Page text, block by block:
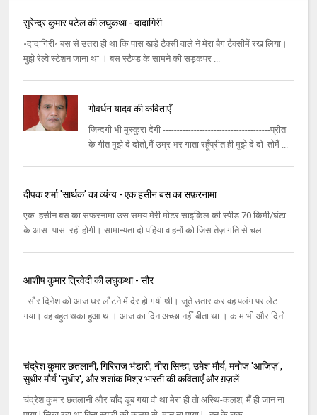
सुरेन्द्र कुमार पटेल की लघुकथा - दादागिरी
॰दादागिरी॰ बस से उतरा ही था कि पास खड़े टैक्सी वाले ने मेरा बैग टैक्सीमें रख लिया।
मुझे रेल्वे स्टेशन जाना था । बस स्टैण्ड के सामने की सड़कपर ...
गोवर्धन यादव की कविताएँ
जिन्दगी भी मुस्कुरा देगी --------------------------------------प्रीत
के गीत मुझे दे दोतो,मैं उम्र भर गाता रहूँप्रीत ही मुझे दे दो तोमैं ...
दीपक शर्मा 'सार्थक' का व्यंग्य - एक हसीन बस का सफ़रनामा
एक हसीन बस का सफ़रनामा उस समय मेरी मोटर साइकिल की स्पीड 70 किमी/घंटा
के आस -पास रही होगी। सामान्यता दो पहिया वाहनों को जिस तेज़ गति से चल...
आशीष कुमार त्रिवेदी की लघुकथा - सौर
सौर दिनेश को आज घर लौटने में देर हो गयी थी। जूते उतार कर वह पलंग पर लेट
गया। वह बहुत थका हुआ था। आज का दिन अच्छा नहीं बीता था । काम भी और दिनो...
चंद्रेश कुमार छतलानी, गिरिराज भंडारी, नीरा सिन्हा, उमेश मौर्य, मनोज 'आजिज़',
सुधीर मौर्य 'सुधीर', और शशांक मिश्र भारती की कविताएँ और ग़ज़लें
चंद्रेश कुमार छतलानी और चाँद डूब गया वो था मेरा ही तो अस्थि-कलश, मैं ही जान ना